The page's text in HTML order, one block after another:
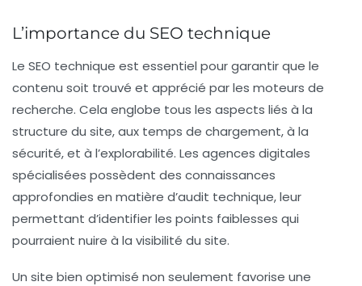
L’importance du SEO technique
Le SEO technique est essentiel pour garantir que le
contenu soit trouvé et apprécié par les moteurs de
recherche. Cela englobe tous les aspects liés à la
structure du site, aux temps de chargement, à la
sécurité, et à l’explorabilité. Les agences digitales
spécialisées possèdent des connaissances
approfondies en matière d’audit technique, leur
permettant d’identifier les points faiblesses qui
pourraient nuire à la visibilité du site.
Un site bien optimisé non seulement favorise une